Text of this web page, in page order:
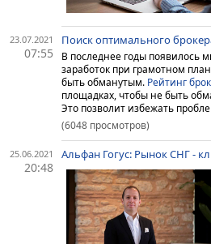
23.07.2021
07:55
Поиск оптимального
В последнее годы появилось
заработок при грамотном
быть обманутым. Рейтинг
площадках, чтобы не быть
Это позволит избежать
(6048 просмотров)
25.06.2021
20:48
Альфан Гогус: Рынок СНГ -